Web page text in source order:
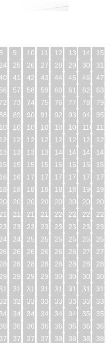
8 9 10 11 12 13 14
15
24 25 26 27 28 29 30
31
41 42 43 44 45 46
47
56 57 58 59 60 61 62
63
72 73 74 75 76 77 78
79
88 89 90 91 92 93 94
95
104 105 106 107 108 109 110
120 121 122 123 124 125 126
136 137 138 139 140 141 142
152 153 154 155 156 157 158
168 169 170 171 172 173 174
184 185 186 187 188 189 190
200 201 202 203 204 205 206
216 217 218 219 220 221 222
232 233 234 235 236 237 238
248 249 250 251 252 253 254
264 265 266 267 268 269 270
280 281 282 283 284 285 286
296 297 298 299 300 301 302
312 313 314 315 316 317 318
328 329 330 331 332 333 334
344 345 346 347 348 349 350
360 361 362 363 364 365 366
376 377 378 379 380 381 382